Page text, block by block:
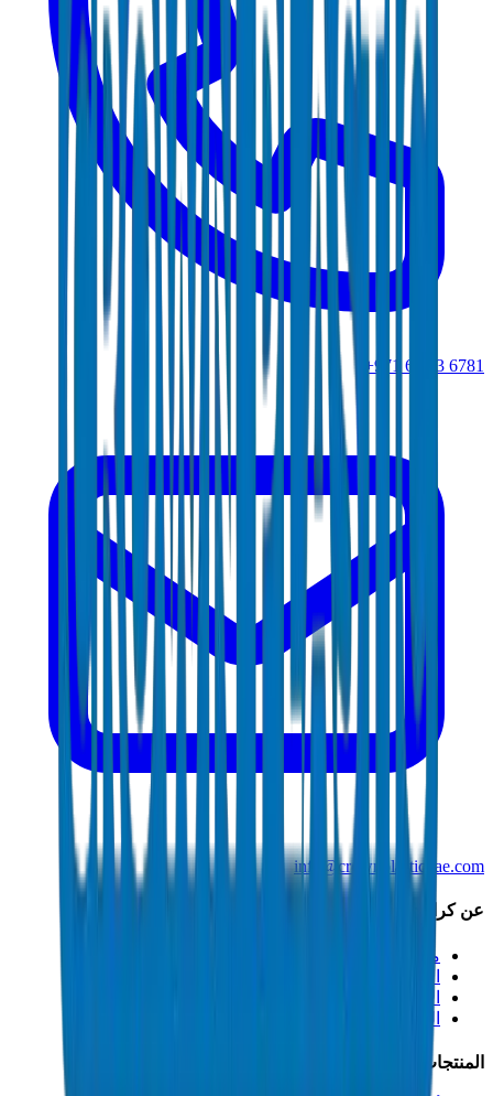
+971 6 543 6781
info@crownplasticuae.com
عن كراون
من نحن
الاستدامة
الابتكار
الجودة والشهادات
المنتجات